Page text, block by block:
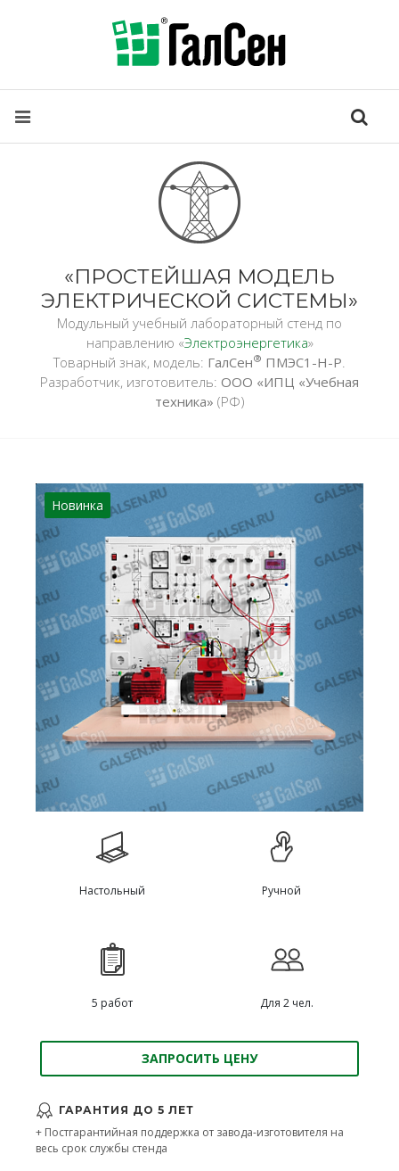
«ПРОСТЕЙШАЯ МОДЕЛЬ
ЭЛЕКТРИЧЕСКОЙ СИСТЕМЫ»
Модульный учебный лабораторный стенд по
направлению «Электроэнергетика»
Товарный знак, модель: ГалСен® ПМЭС1-Н-Р.
Разработчик, изготовитель: ООО «ИПЦ «Учебная
техника» (РФ)
Новинка
Настольный Ручной
5 работ Для 2 чел.
ЗАПРОСИТЬ ЦЕНУ
ГАРАНТИЯ ДО 5 ЛЕТ
+ Постгарантийная поддержка от завода-изготовителя на
весь срок службы стенда